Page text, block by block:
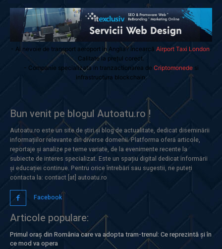
- Ai nevoie de transport aeroport in Anglia? Încearcă Airport Taxi London
Calitate la prețul corect.
- Companie specializata in tranzactionarea de Criptomonedesi
infrastructura blockchain.
Bun venit pe blogul Autoatu.ro !
Autoatu.ro este un site de știri și blog de actualitate, dedicat diseminării
informațiilor relevante din diverse domenii. Platforma oferă articole,
reportaje și analize pe teme variate, de la evenimente recente la
subiecte de interes specializat. Este un spațiu digital dedicat informării
și educației continue. Pentru orice întrebări sau sugestii, ne puteți
contacta la: contact [at] autoatu.ro
Facebook
Articole populare:
Primul oraș din România care va adopta tram-trenul: Ce reprezintă și în
ce mod va opera